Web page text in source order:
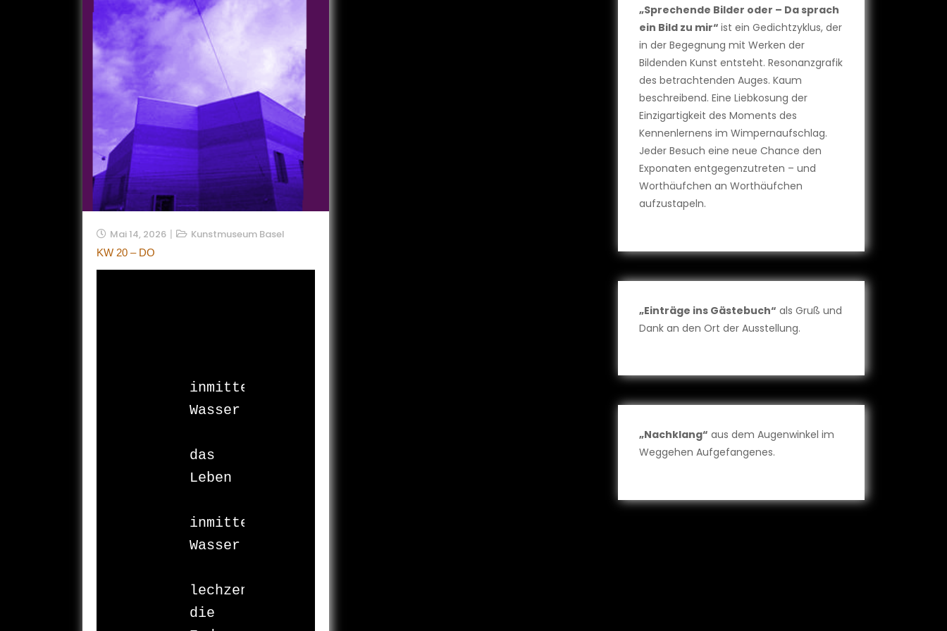
Mai 14, 2026 Kunstmuseum Basel
KW 20 – DO
inmitten
Wasser
das
Leben
inmitten
Wasser
lechzend
die
„Sprechende Bilder oder – Da sprach
ein Bild zu mir“ ist ein Gedichtzyklus, der
in der Begegnung mit Werken der
Bildenden Kunst entsteht. Resonanzgrafik
des betrachtenden Auges. Kaum
beschreibend. Eine Liebkosung der
Einzigartigkeit des Moments des
Kennenlernens im Wimpernaufschlag.
Jeder Besuch eine neue Chance den
Exponaten entgegenzutreten – und
Worthäufchen an Worthäufchen
aufzustapeln.
„Einträge ins Gästebuch“ als Gruß und
Dank an den Ort der Ausstellung.
„Nachklang“ aus dem Augenwinkel im
Weggehen Aufgefangenes.